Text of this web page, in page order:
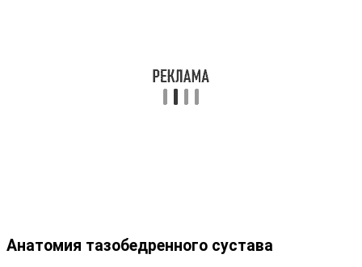
Анатомия тазобедренного сустава